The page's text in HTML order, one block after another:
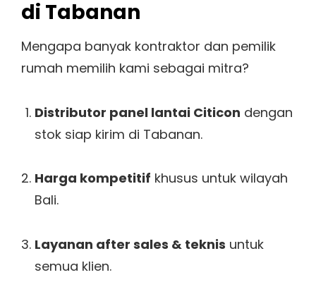
di Tabanan
Mengapa banyak kontraktor dan pemilik
rumah memilih kami sebagai mitra?
Distributor panel lantai Citicon dengan
stok siap kirim di Tabanan.
Harga kompetitif khusus untuk wilayah
Bali.
Layanan after sales & teknis untuk
semua klien.